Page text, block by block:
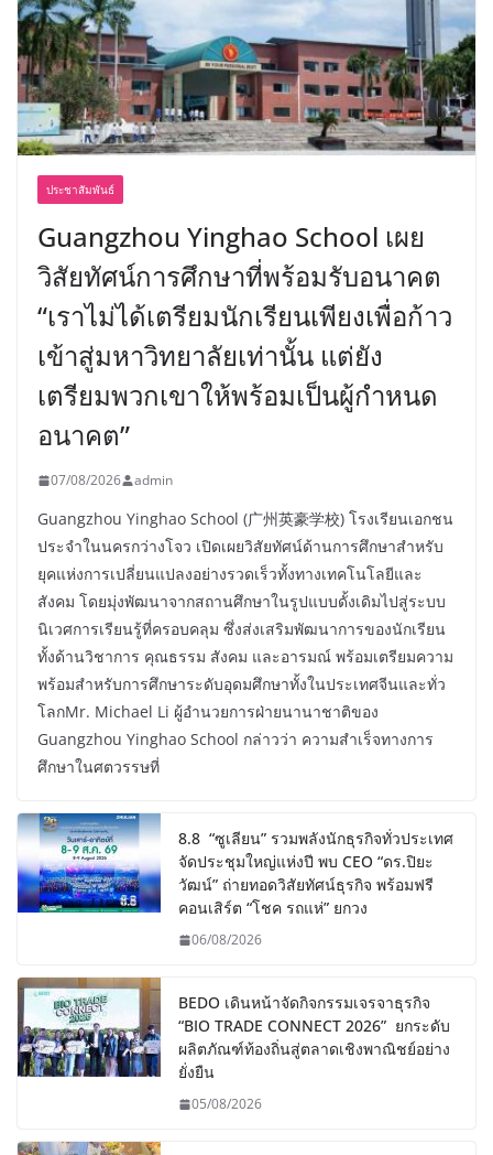
ประชาสัมพันธ์
Guangzhou Yinghao School เผย
วิสัยทัศน์การศึกษาที่พร้อมรับอนาคต
“เราไม่ได้เตรียมนักเรียนเพียงเพื่อก้าว
เข้าสู่มหาวิทยาลัยเท่านั้น แต่ยัง
เตรียมพวกเขาให้พร้อมเป็นผู้กำหนด
อนาคต”
07/08/2026 admin
Guangzhou Yinghao School (广州英豪学校) โรงเรียนเอกชน
ประจำในนครกว่างโจว เปิดเผยวิสัยทัศน์ด้านการศึกษาสำหรับ
ยุคแห่งการเปลี่ยนแปลงอย่างรวดเร็วทั้งทางเทคโนโลยีและ
สังคม โดยมุ่งพัฒนาจากสถานศึกษาในรูปแบบดั้งเดิมไปสู่ระบบ
นิเวศการเรียนรู้ที่ครอบคลุม ซึ่งส่งเสริมพัฒนาการของนักเรียน
ทั้งด้านวิชาการ คุณธรรม สังคม และอารมณ์ พร้อมเตรียมความ
พร้อมสำหรับการศึกษาระดับอุดมศึกษาทั้งในประเทศจีนและทั่ว
โลกMr. Michael Li ผู้อำนวยการฝ่ายนานาชาติของ
Guangzhou Yinghao School กล่าวว่า ความสำเร็จทางการ
ศึกษาในศตวรรษที่
8.8 “ซูเลียน” รวมพลังนักธุรกิจทั่วประเทศ
จัดประชุมใหญ่แห่งปี พบ CEO “ดร.ปิยะ
วัฒน์” ถ่ายทอดวิสัยทัศน์ธุรกิจ พร้อมฟรี
คอนเสิร์ต “โชค รถแห่” ยกวง
06/08/2026
BEDO เดินหน้าจัดกิจกรรมเจรจาธุรกิจ
“BIO TRADE CONNECT 2026” ยกระดับ
ผลิตภัณฑ์ท้องถิ่นสู่ตลาดเชิงพาณิชย์อย่าง
ยั่งยืน
05/08/2026